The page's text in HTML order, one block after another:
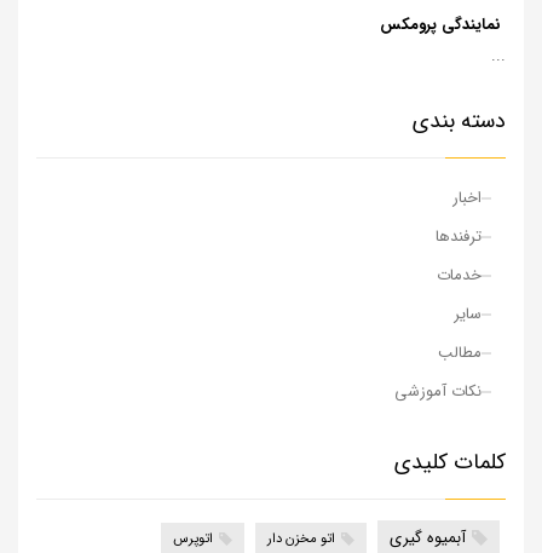
نمایندگی پرومکس
...
دسته بندی
اخبار
ترفندها
خدمات
سایر
مطالب
نکات آموزشی
کلمات کلیدی
آبمیوه گیری اتو مخزن دار اتوپرس